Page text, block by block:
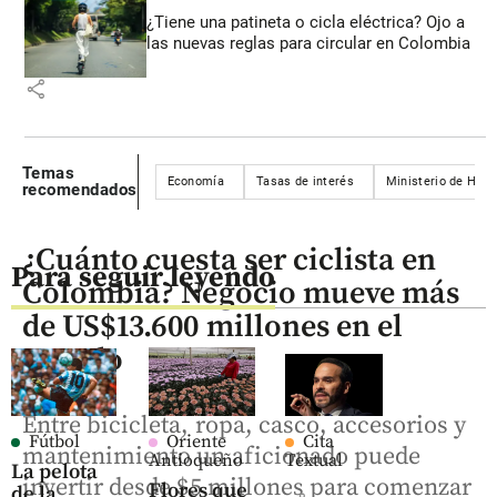
¿Tiene una patineta o cicla eléctrica? Ojo a
las nuevas reglas para circular en Colombia
share
Temas
recomendados
Economía Tasas de interés Ministerio de
Para seguir leyendo
Fútbol
La pelota
Oriente
Antioqueño
Flores que
Cita
Textual
¿Cuánto cuesta ser ciclista en
Colombia? Negocio mueve más
de US$13.600 millones en el
mundo
Entre bicicleta, ropa, casco, accesorios y
mantenimiento un aficionado puede
invertir desde $5 millones para comenzar